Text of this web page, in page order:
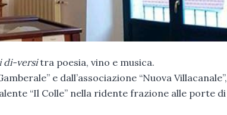
di-versitra poesia, vino e musica.
e dall’associazione “Nuova Villacanale”,
“Il Colle” nella ridente frazione alle porte di